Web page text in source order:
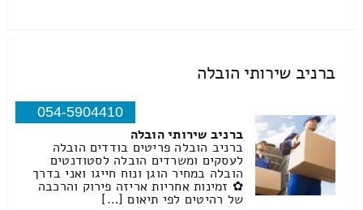
ברניב שירותי הובלה
054-5904410
ברניב שירותי הובלה
ברניב הובלה פריטים בודדים הובלה
לעסקים ומשרדים הובלה לסטודנטים
הובלה במחיר הוגן ונוח חייגו ואני בדרך
✿ זמינות אחריות אריזה פירוק והרכבה
של רהיטים לפי תיאום […]